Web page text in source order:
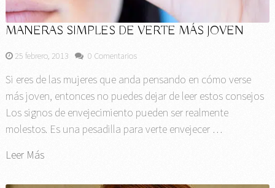
MANERAS SIMPLES DE VERTE MÁS JOVEN
25 febrero, 2013 0 Comentarios
Si eres de las mujeres que anda pensando en cómo verse
más joven, entonces no puedes dejar de leer estos consejos
Los signos de envejecimiento pueden ser realmente
molestos. Es una pesadilla para verte envejecer …
Leer Más